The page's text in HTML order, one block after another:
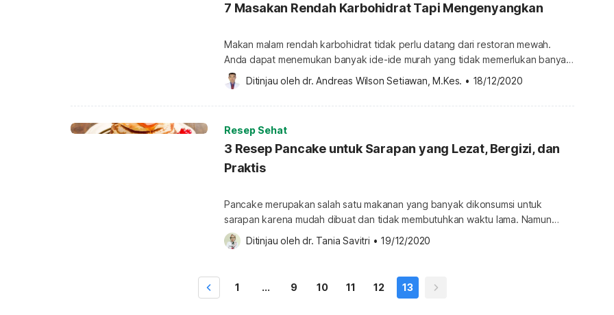
7 Masakan Rendah Karbohidrat Tapi Mengenyangkan
Makan malam rendah karbohidrat tidak perlu datang dari restoran mewah.
Anda dapat menemukan banyak ide-ide murah yang tidak memerlukan banyak
bahan. Nyatanya, beberapa resep terbaik hanya menggunakan sedikit bahan.
Makanan rendah karbohidrat dapat membantu Anda menurunkan kolesterol
dan tekanan darah. Meskipun Anda mungkin mengonsumsi banyak lemak,
Ditinjau oleh dr. Andreas Wilson Setiawan, M.Kes. • 18/12/2020
Resep Sehat
3 Resep Pancake untuk Sarapan yang Lezat, Bergizi, dan
Praktis
Pancake merupakan salah satu makanan yang banyak dikonsumsi untuk
sarapan karena mudah dibuat dan tidak membutuhkan waktu lama. Namun
untuk mengawali hari dengan maksimal, Anda harus membuat pancake yang
kaya akan nutrisi. Nah, coba cek berbagai resep pancake sehat yang lezat
pancake sehat, pastikan kalau bahan-bahan yang […]
Ditinjau oleh dr. Tania Savitri • 19/12/2020
1 ... 9 10 11 12 13